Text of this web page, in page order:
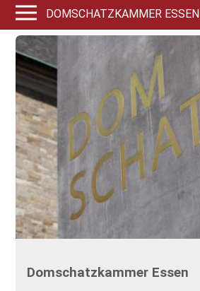
DOMSCHATZKAMMER ESSEN
Domschatzkammer Essen